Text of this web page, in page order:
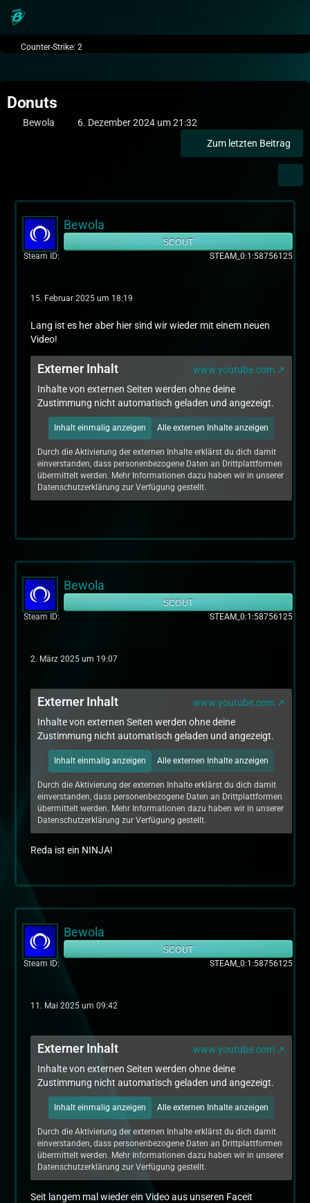
Counter-Strike: 2
Donuts
Bewola
6. Dezember 2024 um 21:32
Zum letzten Beitrag
Bewola
SCOUT
Steam ID
STEAM_0:1:58756125
15. Februar 2025 um 18:19
Lang ist es her aber hier sind wir wieder mit einem neuen
Video!
Externer Inhalt
www.youtube.com
Inhalte von externen Seiten werden ohne deine
Zustimmung nicht automatisch geladen und angezeigt.
Inhalt einmalig anzeigen Alle externen Inhalte anzeigen
Durch die Aktivierung der externen Inhalte erklärst du dich damit
einverstanden, dass personenbezogene Daten an Drittplattformen
übermittelt werden. Mehr Informationen dazu haben wir in unserer
Datenschutzerklärung zur Verfügung gestellt.
Bewola
SCOUT
Steam ID
STEAM_0:1:58756125
2. März 2025 um 19:07
Externer Inhalt
www.youtube.com
Inhalte von externen Seiten werden ohne deine
Zustimmung nicht automatisch geladen und angezeigt.
Inhalt einmalig anzeigen Alle externen Inhalte anzeigen
Durch die Aktivierung der externen Inhalte erklärst du dich damit
einverstanden, dass personenbezogene Daten an Drittplattformen
übermittelt werden. Mehr Informationen dazu haben wir in unserer
Datenschutzerklärung zur Verfügung gestellt.
Reda ist ein NINJA!
Bewola
SCOUT
Steam ID
STEAM_0:1:58756125
11. Mai 2025 um 09:42
Externer Inhalt
www.youtube.com
Inhalte von externen Seiten werden ohne deine
Zustimmung nicht automatisch geladen und angezeigt.
Inhalt einmalig anzeigen Alle externen Inhalte anzeigen
Durch die Aktivierung der externen Inhalte erklärst du dich damit
einverstanden, dass personenbezogene Daten an Drittplattformen
übermittelt werden. Mehr Informationen dazu haben wir in unserer
Datenschutzerklärung zur Verfügung gestellt.
Seit langem mal wieder ein Video aus unseren Faceit